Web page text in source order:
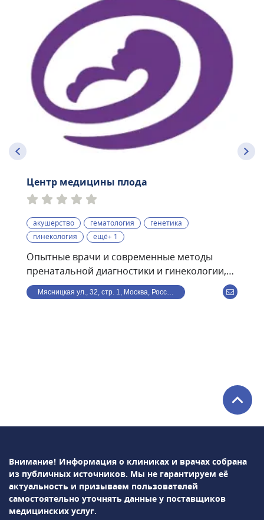
Центр медицины плода
акушерство гематология
генетика
гинекология
ещё+ 1
Опытные врачи и современные методы
пренатальной диагностики и гинекологии,
проводимые по международным
стандартам:• экспертные УЗИ скрининги I, II,
исследования• Доплерометрия• Нейросонография
плода• НИПТ (генетический пренатальный
пороков развития у плода• Ведение
анализы), в том числе
многоплодной• Гинекология,
гинекологическая
эндокринология• Репродуктология• Лабораторная
диагностикаПодробно всё объясним,
Мясницкая ул., 32, стр. 1, Москва, Россия
Внимание! Информация о клиниках и врачах собрана
из публичных источников. Мы не гарантируем её
актуальность и призываем пользователей
самостоятельно уточнять данные у поставщиков
медицинских услуг.